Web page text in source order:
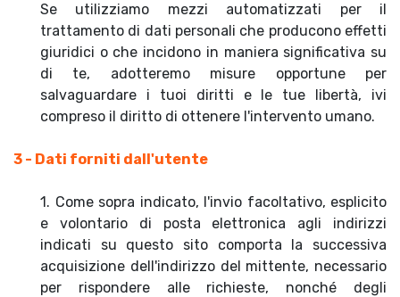
Se utilizziamo mezzi automatizzati per il
trattamento di dati personali che producono effetti
giuridici o che incidono in maniera significativa su
di te, adotteremo misure opportune per
salvaguardare i tuoi diritti e le tue libertà, ivi
compreso il diritto di ottenere l'intervento umano.
3 - Dati forniti dall'utente
1. Come sopra indicato, l'invio facoltativo, esplicito
e volontario di posta elettronica agli indirizzi
indicati su questo sito comporta la successiva
acquisizione dell'indirizzo del mittente, necessario
per rispondere alle richieste, nonché degli